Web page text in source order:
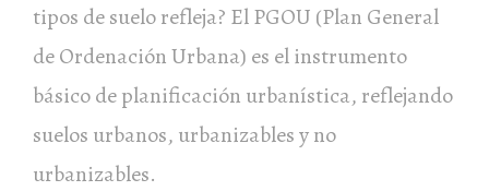
tipos de suelo refleja? El PGOU (Plan General
de Ordenación Urbana) es el instrumento
básico de planificación urbanística, reflejando
suelos urbanos, urbanizables y no
urbanizables.